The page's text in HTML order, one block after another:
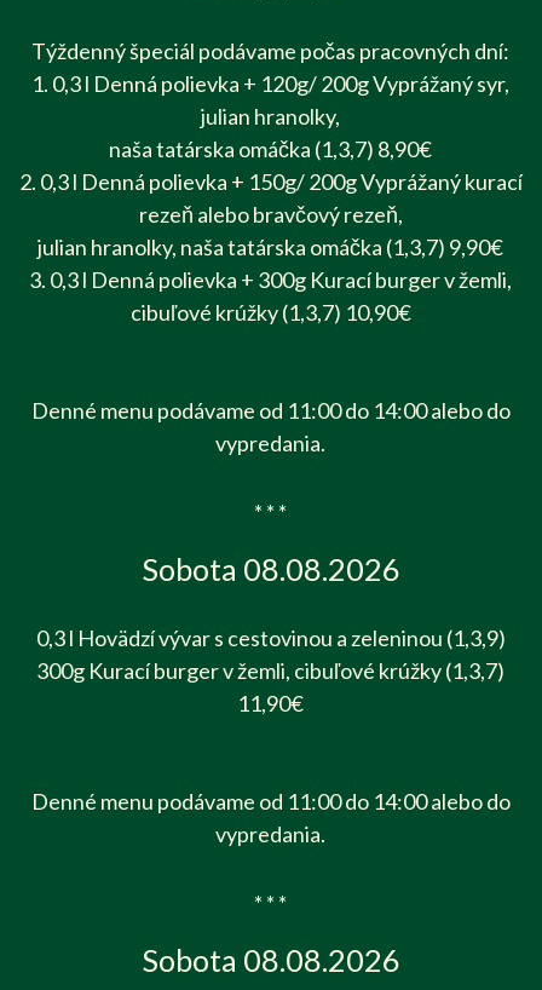
Týždenný špeciál podávame počas pracovných dní:
1. 0,3 l Denná polievka + 120g/ 200g Vyprážaný syr,
julian hranolky,
naša tatárska omáčka (1,3,7) 8,90€
2. 0,3 l Denná polievka + 150g/ 200g Vyprážaný kurací
rezeň alebo bravčový rezeň,
julian hranolky, naša tatárska omáčka (1,3,7) 9,90€
3. 0,3 l Denná polievka + 300g Kurací burger v žemli,
cibuľové krúžky (1,3,7) 10,90€
Denné menu podávame od 11:00 do 14:00 alebo do
vypredania.
* * *
Sobota 08.08.2026
0,3 l Hovädzí vývar s cestovinou a zeleninou (1,3,9)
300g Kurací burger v žemli, cibuľové krúžky (1,3,7)
11,90€
Denné menu podávame od 11:00 do 14:00 alebo do
vypredania.
* * *
Sobota 08.08.2026